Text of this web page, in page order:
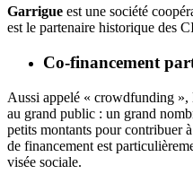
Garrigue est une société
est le partenaire historique des
Co-financement
Aussi appelé « crowdfunding
au grand public : un grand
petits montants pour contribuer
de financement est
visée sociale.